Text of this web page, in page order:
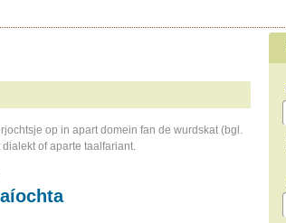
op in apart domein fan de wurdskat (bgl.
of aparte taalfariant.